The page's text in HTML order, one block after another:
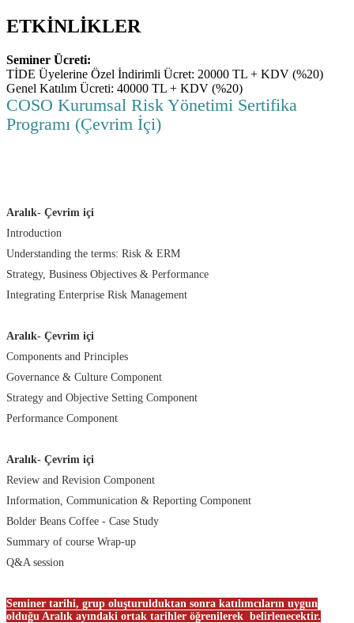
ETKİNLİKLER
Seminer Ücreti:
TİDE Üyelerine Özel İndirimli Ücret: 20000 TL + KDV (%20)
Genel Katılım Ücreti: 40000 TL + KDV (%20)
COSO Kurumsal Risk Yönetimi Sertifika
Programı (Çevrim İçi)
Aralık- Çevrim içi
Introduction
Understanding the terms: Risk & ERM
Strategy, Business Objectives & Performance
Integrating Enterprise Risk Management
Aralık- Çevrim içi
Components and Principles
Governance & Culture Component
Strategy and Objective Setting Component
Performance Component
Aralık- Çevrim içi
Review and Revision Component
Information, Communication & Reporting Component
Bolder Beans Coffee - Case Study
Summary of course Wrap-up
Q&A session
Seminer tarihi, grup oluşturulduktan sonra katılımcıların uygun
olduğu Aralık ayındaki ortak tarihler öğrenilerek belirlenecektir.